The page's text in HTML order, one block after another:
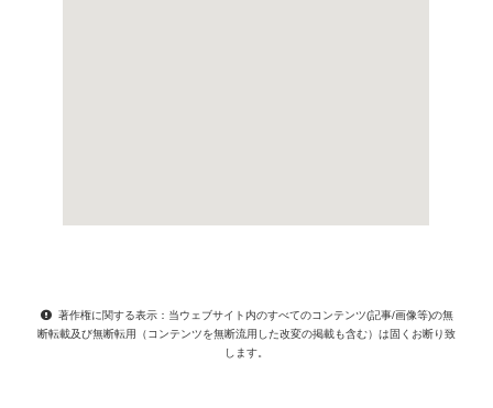
著作権に関する表示：当ウェブサイト内のすべてのコンテンツ(記事/画像等)の無
断転載及び無断転用（コンテンツを無断流用した改変の掲載も含む）は固くお断り致
します。